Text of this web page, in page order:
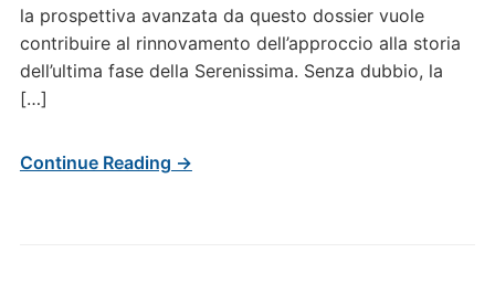
la prospettiva avanzata da questo dossier vuole
contribuire al rinnovamento dell’approccio alla storia
dell’ultima fase della Serenissima. Senza dubbio, la
[…]
Continue Reading →